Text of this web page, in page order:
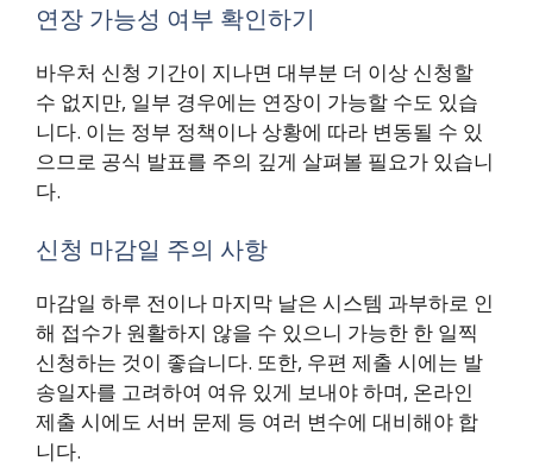
연장 가능성 여부 확인하기
바우처 신청 기간이 지나면 대부분 더 이상 신청할
수 없지만, 일부 경우에는 연장이 가능할 수도 있습
니다. 이는 정부 정책이나 상황에 따라 변동될 수 있
으므로 공식 발표를 주의 깊게 살펴볼 필요가 있습니
다.
신청 마감일 주의 사항
마감일 하루 전이나 마지막 날은 시스템 과부하로 인
해 접수가 원활하지 않을 수 있으니 가능한 한 일찍
신청하는 것이 좋습니다. 또한, 우편 제출 시에는 발
송일자를 고려하여 여유 있게 보내야 하며, 온라인
제출 시에도 서버 문제 등 여러 변수에 대비해야 합
니다.